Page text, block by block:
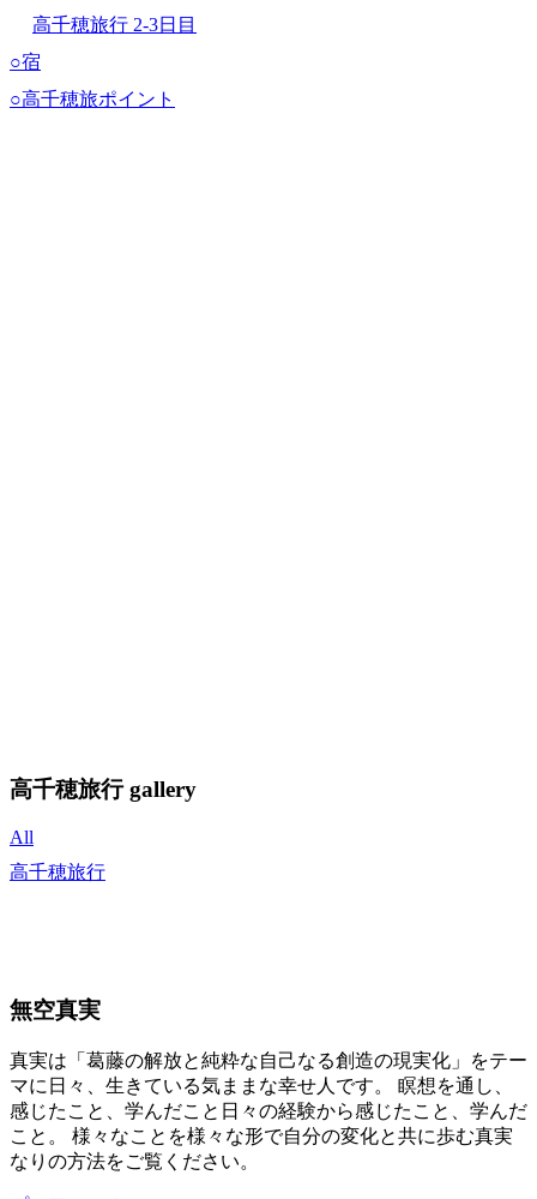
高千穂旅行 2-3日目
○宿
○高千穂旅ポイント
高千穂旅行 gallery
All
高千穂旅行
無空真実
真実は「葛藤の解放と純粋な自己なる創造の現実化」をテー
マに日々、生きている気ままな幸せ人です。 瞑想を通し、
感じたこと、学んだこと日々の経験から感じたこと、学んだ
こと。 様々なことを様々な形で自分の変化と共に歩む真実
なりの方法をご覧ください。